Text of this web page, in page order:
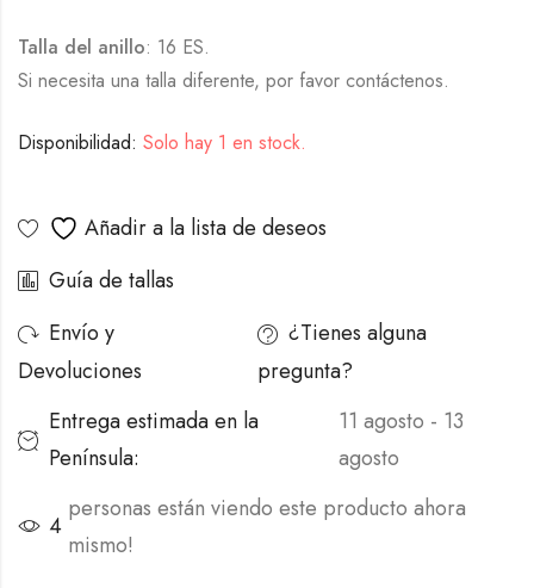
Talla del anillo: 16 ES.
Si necesita una talla diferente, por favor contáctenos.
Disponibilidad: Solo hay 1 en stock.
Añadir a la lista de deseos
Guía de tallas
Envío y
Devoluciones
¿Tienes alguna
pregunta?
Entrega estimada en la
Península:
11 agosto - 13
agosto
4
personas están viendo este producto ahora
mismo!